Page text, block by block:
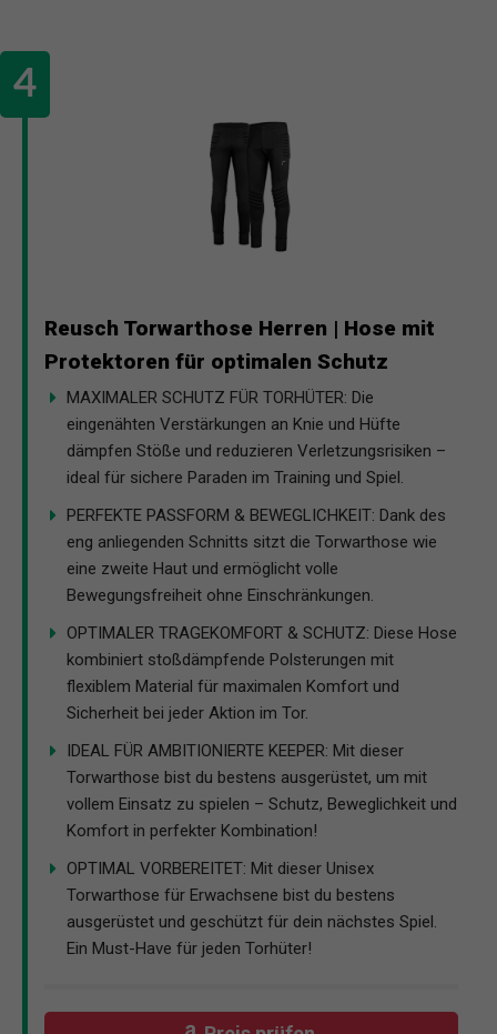
Reusch Torwarthose Herren | Hose mit
Protektoren für optimalen Schutz
MAXIMALER SCHUTZ FÜR TORHÜTER: Die
eingenähten Verstärkungen an Knie und Hüfte
dämpfen Stöße und reduzieren Verletzungsrisiken –
ideal für sichere Paraden im Training und Spiel.
PERFEKTE PASSFORM & BEWEGLICHKEIT: Dank des
eng anliegenden Schnitts sitzt die Torwarthose wie
eine zweite Haut und ermöglicht volle
Bewegungsfreiheit ohne Einschränkungen.
OPTIMALER TRAGEKOMFORT & SCHUTZ: Diese Hose
kombiniert stoßdämpfende Polsterungen mit
flexiblem Material für maximalen Komfort und
Sicherheit bei jeder Aktion im Tor.
IDEAL FÜR AMBITIONIERTE KEEPER: Mit dieser
Torwarthose bist du bestens ausgerüstet, um mit
vollem Einsatz zu spielen – Schutz, Beweglichkeit und
Komfort in perfekter Kombination!
OPTIMAL VORBEREITET: Mit dieser Unisex
Torwarthose für Erwachsene bist du bestens
ausgerüstet und geschützt für dein nächstes Spiel.
Ein Must-Have für jeden Torhüter!